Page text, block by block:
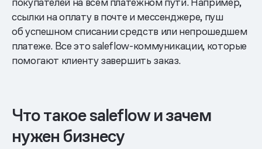
ссылки на оплату в почте и мессенджере, пуш
об успешном списании средств или непрошедшем
платеже. Все это saleflow-коммуникации, которые
помогают клиенту завершить заказ.
Что такое saleflow и зачем
нужен бизнесу